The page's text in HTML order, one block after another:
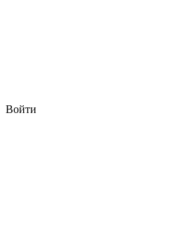
Войти